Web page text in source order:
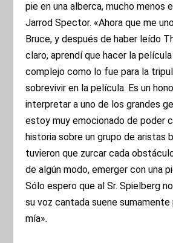
pie en una alberca, mucho menos
Jarrod Spector. «Ahora que me
Bruce, y después de haber leído
claro, aprendí que hacer la
complejo como lo fue para la
sobrevivir en la película. Es un
interpretar a uno de los grandes
estoy muy emocionado de poder
historia sobre un grupo de aristas
tuvieron que zurcar cada
de algún modo, emerger con una
Sólo espero que al Sr. Spielberg
su voz cantada suene sumamente
mía».